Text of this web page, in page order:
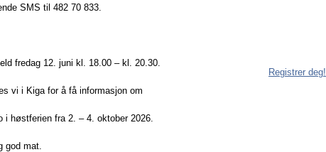
SMS til 482 70 833.
fredag 12. juni kl. 18.00 – kl. 20.30.
vi i Kiga for å få informasjon om
i høstferien fra 2. – 4. oktober 2026.
god mat.
Registrer deg!